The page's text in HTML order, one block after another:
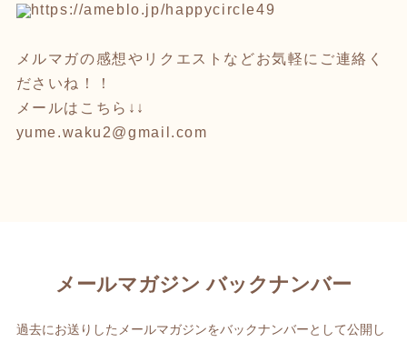
https://ameblo.jp/happycircle49
メルマガの感想やリクエストなどお気軽にご連絡く
ださいね！！
メールはこちら↓↓
yume.waku2@gmail.com
メールマガジン バックナンバー
過去にお送りしたメールマガジンをバックナンバーとして公開し